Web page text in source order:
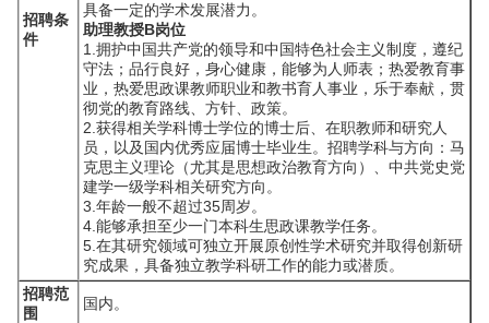
招聘条
件
具备一定的学术发展潜力。
助理教授B岗位
1.拥护中国共产党的领导和中国特色社会主义制度，遵纪
守法；品行良好，身心健康，能够为人师表；热爱教育事
业，热爱思政课教师职业和教书育人事业，乐于奉献，贯
彻党的教育路线、方针、政策。
2.获得相关学科博士学位的博士后、在职教师和研究人
员，以及国内优秀应届博士毕业生。招聘学科与方向：马
克思主义理论（尤其是思想政治教育方向）、中共党史党
建学一级学科相关研究方向。
3.年龄一般不超过35周岁。
4.能够承担至少一门本科生思政课教学任务。
5.在其研究领域可独立开展原创性学术研究并取得创新研
究成果，具备独立教学科研工作的能力或潜质。
招聘范
围
国内。